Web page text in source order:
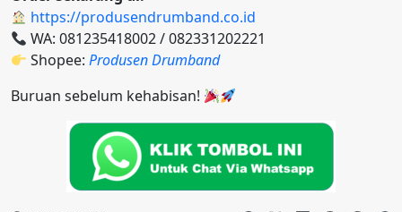
https://produsendrumband.co.id
WA: 081235418002 / 082331202221
Shopee:Produsen Drumband
Buruan sebelum kehabisan!